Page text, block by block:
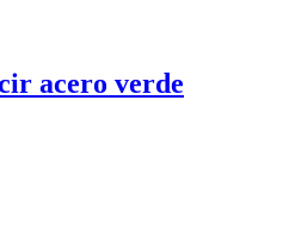
acero verde